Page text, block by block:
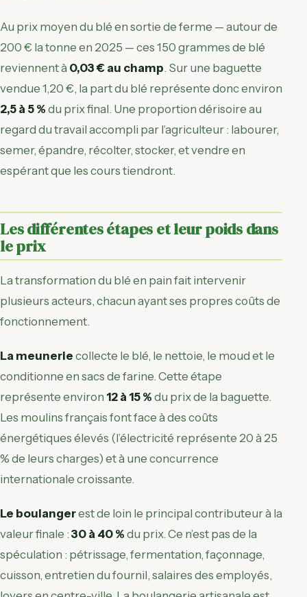
Au prix moyen du blé en sortie de ferme — autour de
200 € la tonne en 2025 — ces 150 grammes de blé
reviennent à 0,03 € au champ. Sur une baguette
vendue 1,20 €, la part du blé représente donc environ
2,5 à 5 % du prix final. Une proportion dérisoire au
regard du travail accompli par l’agriculteur : labourer,
semer, épandre, récolter, stocker, et vendre en
espérant que les cours tiendront.
Les différentes étapes et leur poids dans
le prix
La transformation du blé en pain fait intervenir
plusieurs acteurs, chacun ayant ses propres coûts de
fonctionnement.
La meunerie collecte le blé, le nettoie, le moud et le
conditionne en sacs de farine. Cette étape
représente environ 12 à 15 % du prix de la baguette.
Les moulins français font face à des coûts
énergétiques élevés (l’électricité représente 20 à 25
% de leurs charges) et à une concurrence
internationale croissante.
Le boulangerest de loin le principal contributeur à la
valeur finale : 30 à 40 % du prix. Ce n’est pas de la
spéculation : pétrissage, fermentation, façonnage,
cuisson, entretien du fournil, salaires des employés,